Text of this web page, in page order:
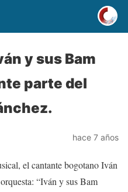
y sus Bam
parte del
hace 7 años
el cantante bogotano Iván
“Iván y sus Bam